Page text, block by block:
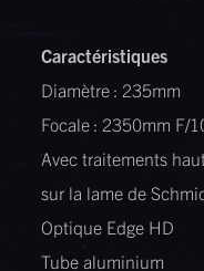
Caractéristiques
Diamètre : 235mm
Focale : 2350mm F/
Avec traitements
sur la lame de
Optique Edge HD
Tube aluminium